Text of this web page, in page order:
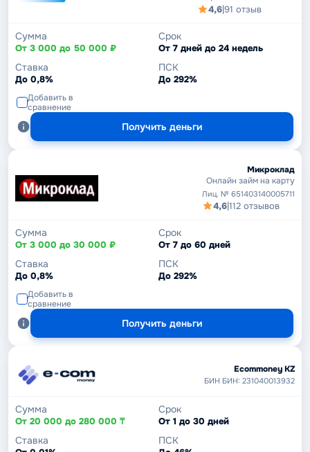
4,6|91 отзыв
Сумма
От 3 000 до 50 000 ₽
Срок
От 7 дней до 24 недель
Ставка
До 0,8%
ПСК
До 292%
Добавить в
сравнение
Получить деньги
Микроклад
Онлайн займ на карту
Лиц. № 651403140005711
4,6|112 отзывов
Сумма
От 3 000 до 30 000 ₽
Срок
От 7 до 60 дней
Ставка
До 0,8%
ПСК
До 292%
Добавить в
сравнение
Получить деньги
Ecommoney KZ
БИН БИН: 231040013932
Сумма
От 20 000 до 280 000 ₸
Срок
От 1 до 30 дней
Ставка ПСК